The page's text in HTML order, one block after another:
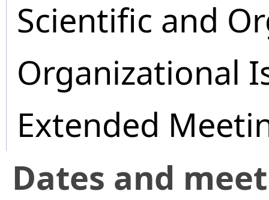
Scientific and
Organizational
Extended
Dates and